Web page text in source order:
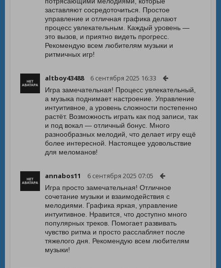
заставляют сосредоточиться. Простое
управление и отличная графика делают
процесс увлекательным. Каждый уровень —
это вызов, и приятно видеть прогресс.
Рекомендую всем любителям музыки и
ритмичных игр!
altboy43488 6 сентября 2025 16:33
Игра замечательная! Процесс увлекательный,
а музыка поднимает настроение. Управление
интуитивное, а уровень сложности постепенно
растёт. Возможность играть как под записи, так
и под вокал — отличный бонус. Много
разнообразных мелодий, что делает игру ещё
более интересной. Настоящее удовольствие
для меломанов!
annabos11 6 сентября 2025 07:05
Игра просто замечательная! Отличное
сочетание музыки и взаимодействия с
мелодиями. Графика яркая, управление
интуитивное. Нравится, что доступно много
популярных треков. Помогает развивать
чувство ритма и просто расслабляет после
тяжелого дня. Рекомендую всем любителям
музыки!